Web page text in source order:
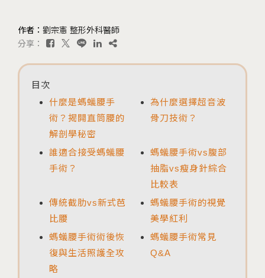
作者： 劉宗憲 整形外科醫師
分享：
目次
什麼是螞蟻腰手
術？揭開直筒腰的
解剖學秘密
為什麼選擇超音波
骨刀技術？
誰適合接受螞蟻腰
手術？
螞蟻腰手術vs腹部
抽脂vs瘦身針綜合
比較表
傳統截肋vs新式芭
比腰
螞蟻腰手術的視覺
美學紅利
螞蟻腰手術術後恢
復與生活照護全攻
略
螞蟻腰手術常見
Q&A